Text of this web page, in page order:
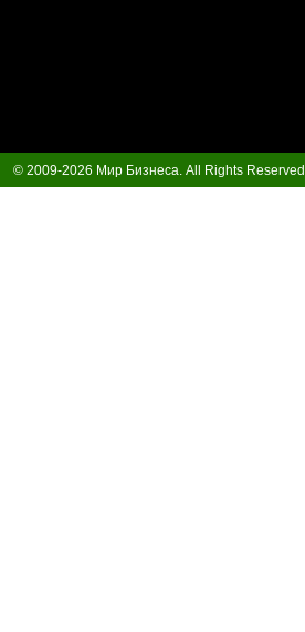
© 2009-2026 Мир Бизнеса. All Rights Reserved.